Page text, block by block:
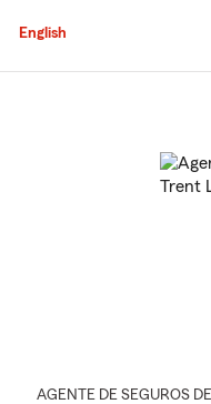
English
AGENTE DE SEGUROS